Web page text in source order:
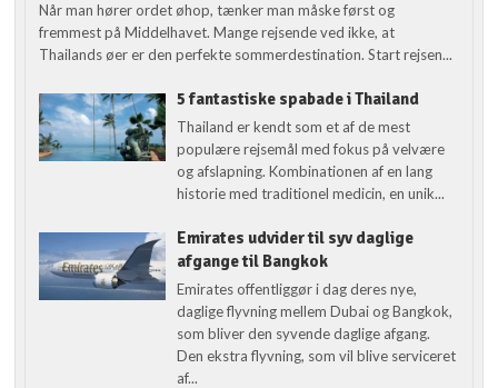
Når man hører ordet øhop, tænker man måske først og
fremmest på Middelhavet. Mange rejsende ved ikke, at
Thailands øer er den perfekte sommerdestination. Start rejsen...
5 fantastiske spabade i Thailand
Thailand er kendt som et af de mest
populære rejsemål med fokus på velvære
og afslapning. Kombinationen af en lang
historie med traditionel medicin, en unik...
Emirates udvider til syv daglige
afgange til Bangkok
Emirates offentliggør i dag deres nye,
daglige flyvning mellem Dubai og Bangkok,
som bliver den syvende daglige afgang.
Den ekstra flyvning, som vil blive serviceret
af...